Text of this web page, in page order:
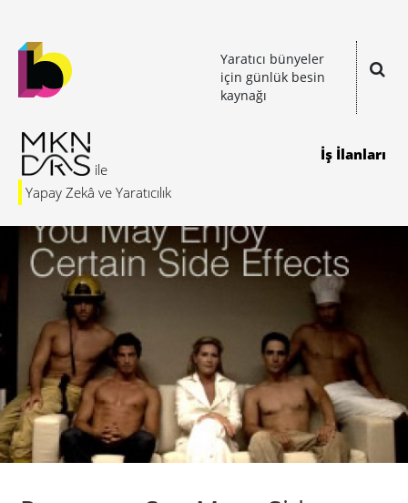
Yaratıcı bünyeler
için günlük besin
kaynağı
Yapay Zekâ ve Yaratıcılık
İş İlanları